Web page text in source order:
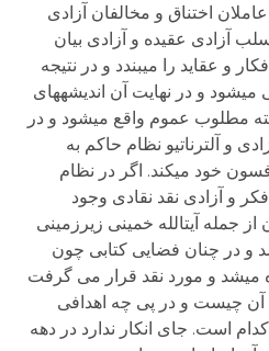
اختناق و مخالفان آزادی
آزادی عقیده و آزادی بیان
و عقاید را می­بندد و در نتیجه
می­شود و در نهایت آن اندیشه­های
مطلوب عموم واقع می­شود و در
و آلترناتیو نظام حاکم به
خود می­کند. اگر در نظام
و آزادی نقد نقادی وجود
جمله آیت­الله خمینی زیرزمینی
و در چنان فضایی کتابی چون
می­شد و مورد نقد قرار می گرفت
چیست و در پی چه اهدافی
است. جای انکار ندارد در دهه